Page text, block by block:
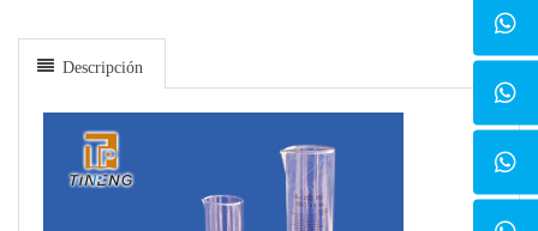
Descripción